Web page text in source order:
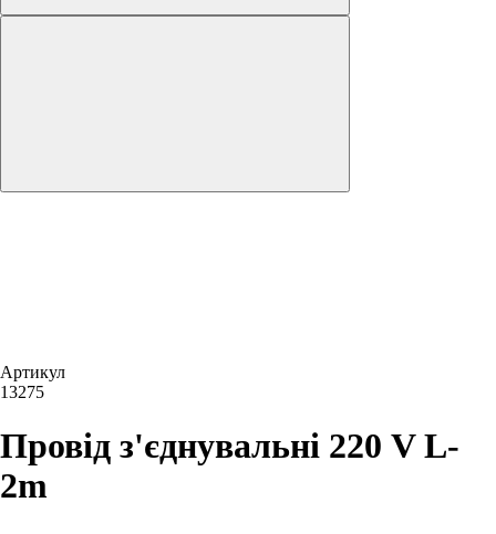
Артикул
13275
Провід з'єднувальні 220 V L-
2m